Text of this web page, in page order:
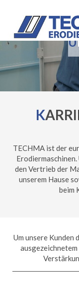
K
TECHMA ist der
den Vertrieb der
unserem Hause
beim
Um unsere